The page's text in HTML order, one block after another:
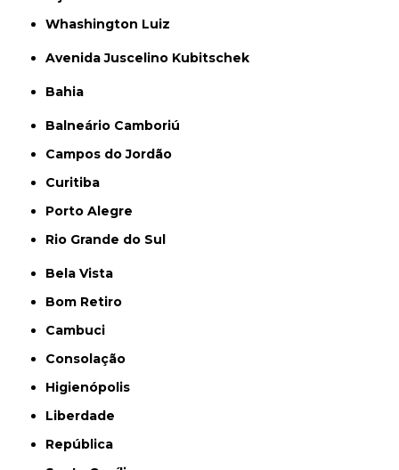
Whashington Luiz
Avenida Juscelino Kubitschek
Bahia
Balneário Camboriú
Campos do Jordão
Curitiba
Porto Alegre
Rio Grande do Sul
Bela Vista
Bom Retiro
Cambuci
Consolação
Higienópolis
Liberdade
República